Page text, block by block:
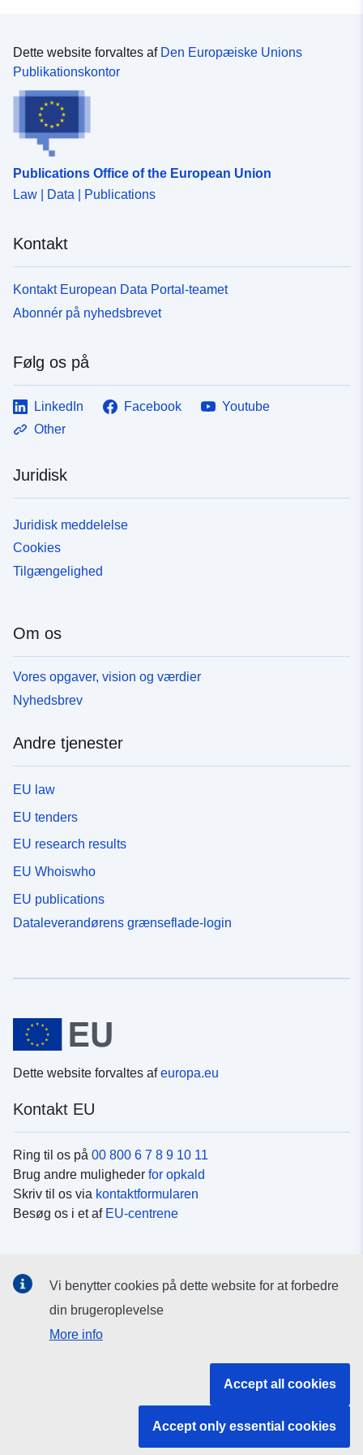
Dette website forvaltes af Den Europæiske Unions
Publikationskontor
Publications Office of the European Union
Law | Data | Publications
Kontakt
Kontakt European Data Portal-teamet
Abonnér på nyhedsbrevet
Følg os på
LinkedIn Facebook
Youtube
Other
Juridisk
Juridisk meddelelse
Cookies
Tilgængelighed
Om os
Vores opgaver, vision og værdier
Nyhedsbrev
Andre tjenester
EU law
EU tenders
EU research results
EU Whoiswho
EU publications
Dataleverandørens grænseflade-login
Dette website forvaltes afeuropa.eu
Kontakt EU
Ring til os på 00 800 6 7 8 9 10 11
Brug andre muligheder for opkald
Skriv til os via kontaktformularen
Besøg os i et af EU-centrene
Søg efter EU's sider påsociale medier
EU-institutioner og -organer
Vi benytter cookies på dette website for at forbedre
din brugeroplevelse
More info
Accept all cookies
Accept only essential cookies